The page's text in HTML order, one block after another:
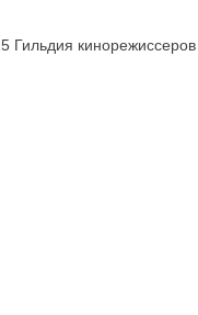
Гильдия кинорежиссеров